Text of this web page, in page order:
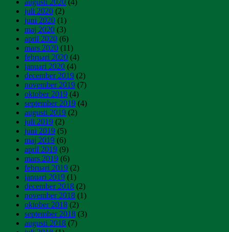
augusti 2020 (4)
juli 2020 (2)
juni 2020 (1)
maj 2020 (3)
april 2020 (6)
mars 2020 (11)
februari 2020 (4)
januari 2020 (4)
december 2019 (2)
november 2019 (7)
oktober 2019 (4)
september 2019 (4)
augusti 2019 (2)
juli 2019 (2)
juni 2019 (5)
maj 2019 (6)
april 2019 (9)
mars 2019 (6)
februari 2019 (2)
januari 2019 (1)
december 2018 (2)
november 2018 (1)
oktober 2018 (2)
september 2018 (3)
augusti 2018 (7)